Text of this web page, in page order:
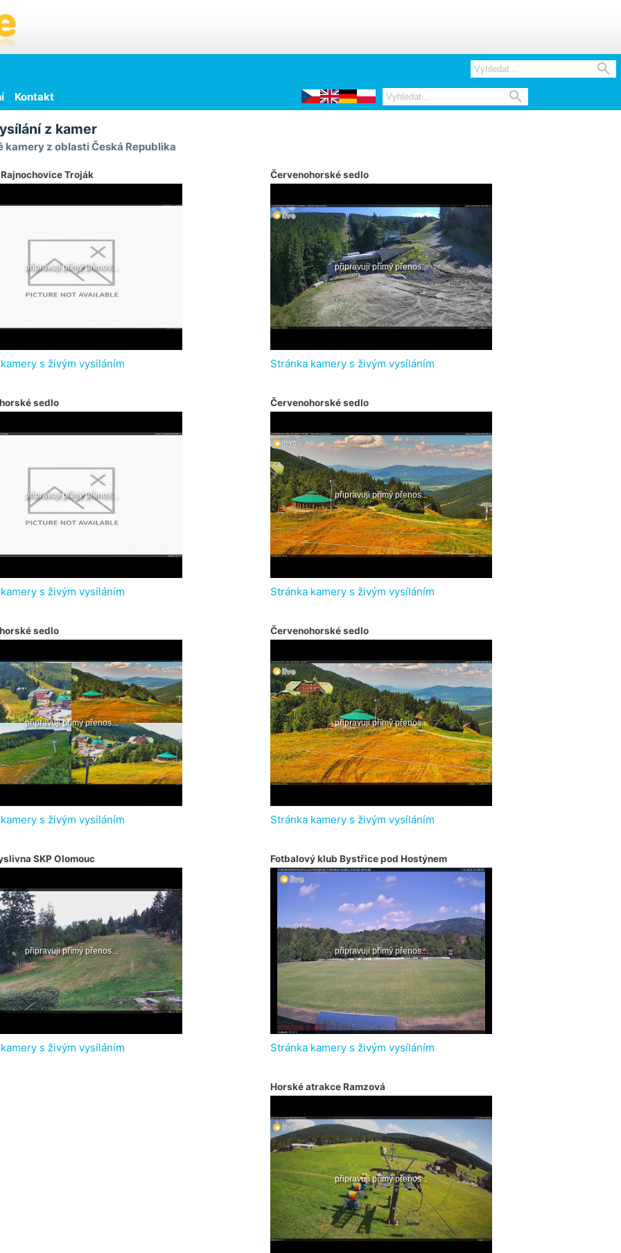

Kontakt 
z kamer
kamery z oblasti Česká Republika
Troják
s živým vysíláním
Červenohorské sedlo
Stránka kamery s živým vysíláním
sedlo
s živým vysíláním
Červenohorské sedlo
Stránka kamery s živým vysíláním
sedlo
s živým vysíláním
Červenohorské sedlo
Stránka kamery s živým vysíláním
SKP Olomouc
s živým vysíláním
Fotbalový klub Bystřice pod Hostýnem
Stránka kamery s živým vysíláním
Horské atrakce Ramzová